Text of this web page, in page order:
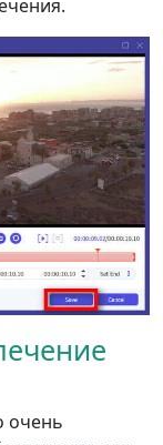
очень